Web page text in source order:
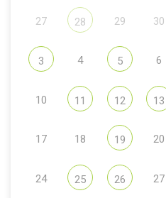
27 28 29 30
3 4 5 6
10 11 12 13
17 18 19 20
24 25 26 27